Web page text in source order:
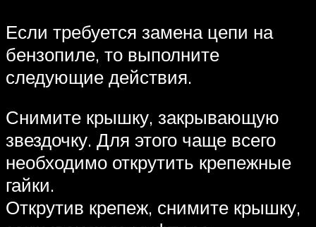
Если требуется замена цепи на
бензопиле, то выполните
следующие действия.
Снимите крышку, закрывающую
звездочку. Для этого чаще всего
необходимо открутить крепежные
гайки.
Открутив крепеж, снимите крышку,